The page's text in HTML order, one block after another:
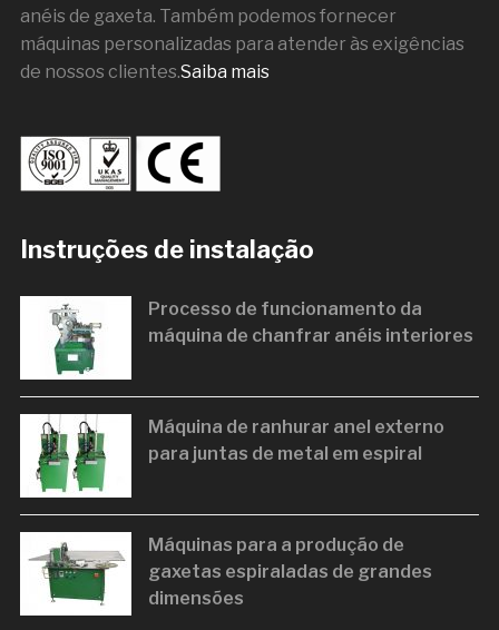
anéis de gaxeta. Também podemos fornecer
máquinas personalizadas para atender às exigências
de nossos clientes.Saiba mais
Instruções de instalação
Processo de funcionamento da
máquina de chanfrar anéis interiores
Máquina de ranhurar anel externo
para juntas de metal em espiral
Máquinas para a produção de
gaxetas espiraladas de grandes
dimensões